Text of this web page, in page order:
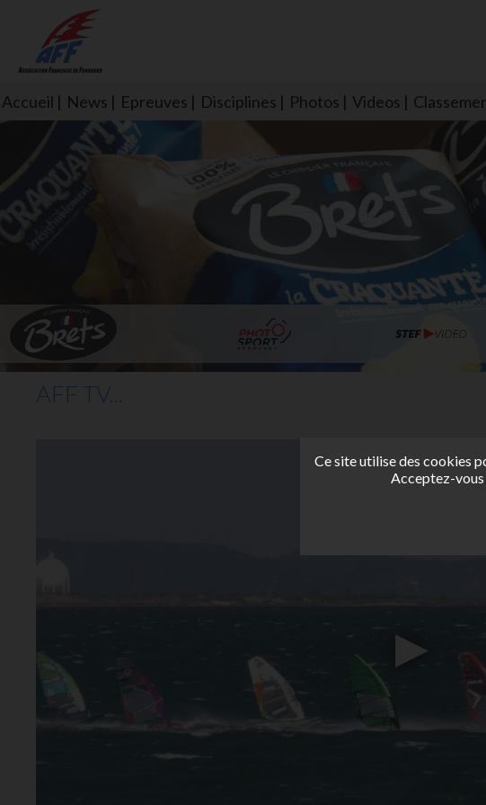
Accueil News Epreuves Disciplines Photos Videos
L'aff soutient les SNS253 et SNS604 qui
AFF TV...
Ce site utilise des cookies
Acceptez-vous